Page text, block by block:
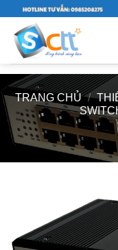
content
TRANG CHỦ /